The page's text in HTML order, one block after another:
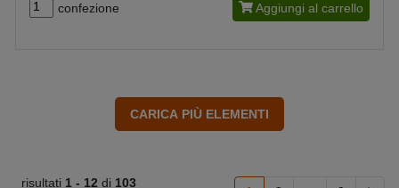
confezione Aggiungi al carrello
risultati 1 - 12 di 103